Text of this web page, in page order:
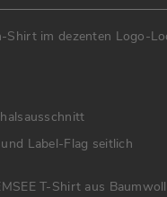
Shirt im dezenten Logo-
Label-Flag seitlich
T-Shirt aus